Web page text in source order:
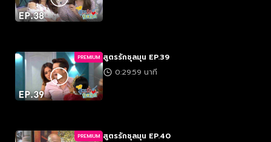
PREMIUM สูตรรักชุลมุน EP.39
0:29:59 นาที
PREMIUM สูตรรักชุลมุน EP.40